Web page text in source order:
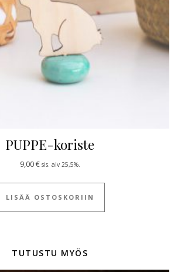
PUPPE-koriste
9,00€ sis. alv 25,5%.
LISÄÄ OSTOSKORIIN
TUTUSTU MYÖS